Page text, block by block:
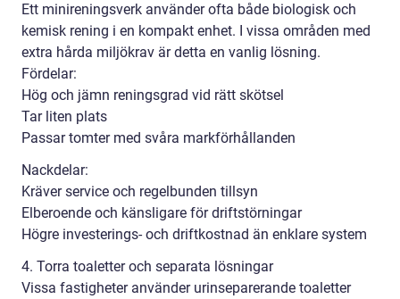
Ett minireningsverk använder ofta både biologisk och
kemisk rening i en kompakt enhet. I vissa områden med
extra hårda miljökrav är detta en vanlig lösning.
Fördelar:
Hög och jämn reningsgrad vid rätt skötsel
Tar liten plats
Passar tomter med svåra markförhållanden
Nackdelar:
Kräver service och regelbunden tillsyn
Elberoende och känsligare för driftstörningar
Högre investerings- och driftkostnad än enklare system
4. Torra toaletter och separata lösningar
Vissa fastigheter använder urinseparerande toaletter